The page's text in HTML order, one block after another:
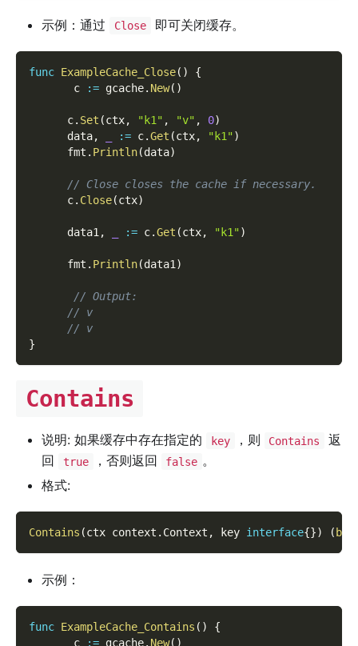
示例：通过 Close 即可关闭缓存。
func ExampleCache_Close( )
{
       c
:= gcache. New( )
      c
. Set (ctx, "k1" , "v" , 0)
      data
, := c.Get (ctx, "k1")
      fmt
. Println(data)
// Close closes the cache if necessary.
      c
. Close(ctx)
      data1
, := c.Get (ctx, "k1")
      fmt
. Println(data1)
// Output:
// v
// v
}
Contains
说明: 如果缓存中存在指定的 key ，则 Contains
返
回
true ，否则返回 false 。
格式:
Contains (ctx context . Context , key interface{}) (
示例：
func ExampleCache_Contains ( )
{
       c
:= gcache. New( )